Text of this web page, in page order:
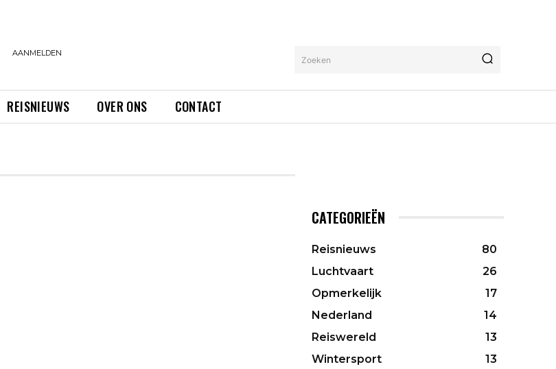
AANMELDEN
Zoeken
REISNIEUWS OVER ONS CONTACT
CATEGORIEËN
Reisnieuws
80
Luchtvaart
26
Opmerkelijk
17
Nederland
14
Reiswereld
13
Wintersport
13